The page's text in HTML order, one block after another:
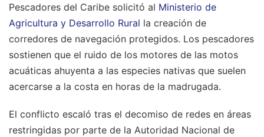
Pescadores del Caribe solicitó al Ministerio de
Agricultura y Desarrollo Rural la creación de
corredores de navegación protegidos. Los pescadores
sostienen que el ruido de los motores de las motos
acuáticas ahuyenta a las especies nativas que suelen
acercarse a la costa en horas de la madrugada.
El conflicto escaló tras el decomiso de redes en áreas
restringidas por parte de la Autoridad Nacional de